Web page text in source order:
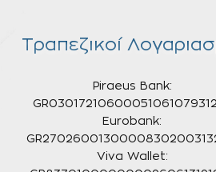
Τραπεζικοί
Piraeus Bank:
Eurobank:
Viva Wallet: